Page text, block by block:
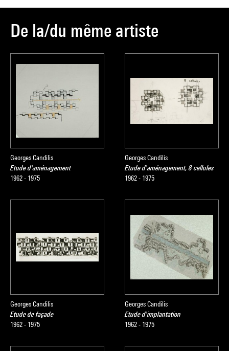
De la/du même artiste
Georges Candilis
Etude d'aménagement
1962 - 1975
Georges Candilis
Etude d'aménagement, 8 cellules
1962 - 1975
Georges Candilis
Etude de façade
1962 - 1975
Georges Candilis
Etude d'implantation
1962 - 1975